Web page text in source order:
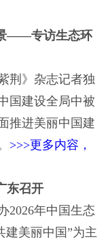
——专访生态环
》杂志记者独
国建设全局中被
推进美丽中国建
>>>更多内容，
东召开
年中国生态
建美丽中国”为主